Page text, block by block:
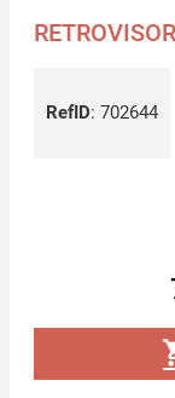
RefID: 702644